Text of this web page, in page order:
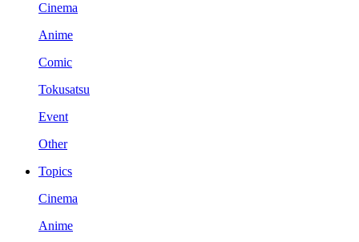
Cinema
Anime
Comic
Tokusatsu
Event
Other
Topics
Cinema
Anime